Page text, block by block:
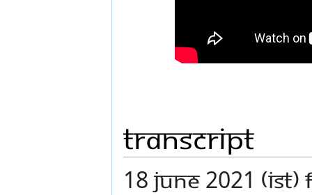
Transcript
18 JUNE 2021 (IST)